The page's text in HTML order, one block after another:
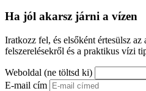
Ha jól akarsz járni a vízen
Iratkozz fel, és elsőként értesülsz
felszerelésekről és a praktikus vízi
Weboldal (ne töltsd ki)
E-mail cím